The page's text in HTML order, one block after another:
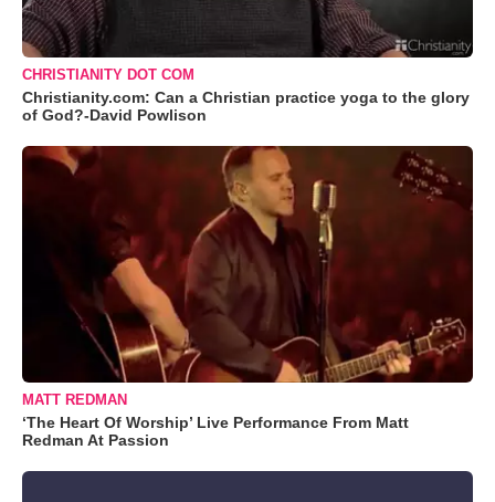
CHRISTIANITY DOT COM
Christianity.com: Can a Christian practice yoga to the glory
of God?-David Powlison
MATT REDMAN
‘The Heart Of Worship’ Live Performance From Matt
Redman At Passion